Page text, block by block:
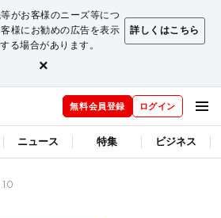
がお客様のニーズ等につ
様にお勧めの広告を表示
る場合があります。
詳しくはこちら
×
無料会員登録 ログイン
ニュース 特集 ビジネス